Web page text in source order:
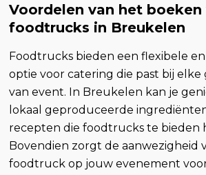
Voordelen van het boeken
foodtrucks in Breukelen
Foodtrucks bieden een flexibele
optie voor catering die past bij
van event. In Breukelen kan je
lokaal geproduceerde
recepten die foodtrucks te bieden
Bovendien zorgt de aanwezigheid
foodtruck op jouw evenement